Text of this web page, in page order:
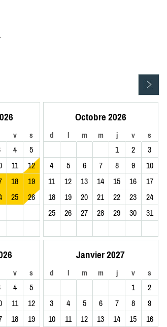
v s
4
5
11
12
18
19
25
26
Octobre 2026
d l m m j v s
1 2
3
4
5 6 7 8 9
10
11
12 13 14 15 16
17
18
19 20 21 22 23
24
25
26 27 28 29 30 31
v s
4
5
11
12
18
19
Janvier 2027
d l m m j v s
1
2
3
4 5 6 7 8
9
10
11 12 13 14 15
16